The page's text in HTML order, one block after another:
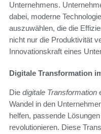
Unternehmens.
dabei, moderne
auszuwählen, die die
nicht nur die Produktivität
Innovationskraft eines
Digitale Transformation
Die digitale Transformation
Wandel in den
helfen, passende
revolutionieren. Diese